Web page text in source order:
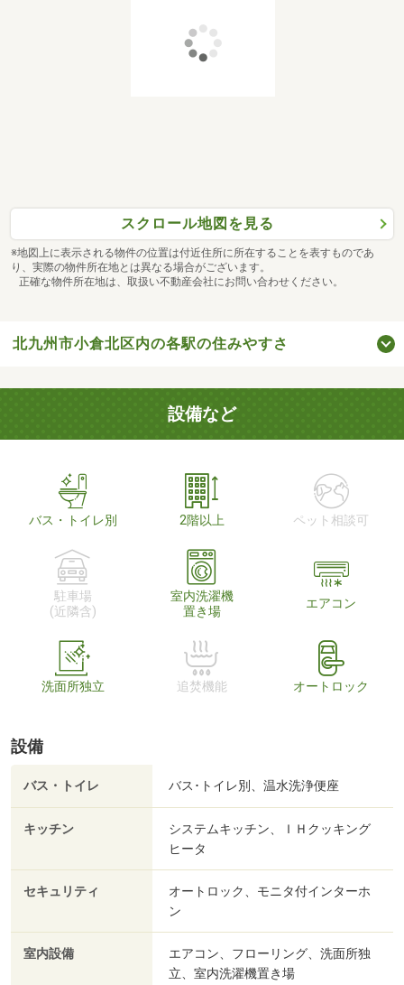
スクロール地図を見る
※地図上に表示される物件の位置は付近住所に所在することを表すものであ
り、実際の物件所在地とは異なる場合がございます。
正確な物件所在地は、取扱い不動産会社にお問い合わせください。
北九州市小倉北区内の各駅の住みやすさ
設備など
バス・トイレ別 2階以上 ペット相談可
駐車場
(近隣含)
室内洗濯機
置き場
エアコン
洗面所独立 追焚機能 オートロック
設備
バス・トイレ バス･トイレ別、温水洗浄便座
キッチン
システムキッチン、ＩＨクッキング
ヒータ
セキュリティ
オートロック、モニタ付インターホ
ン
室内設備
エアコン、フローリング、洗面所独
立、室内洗濯機置き場